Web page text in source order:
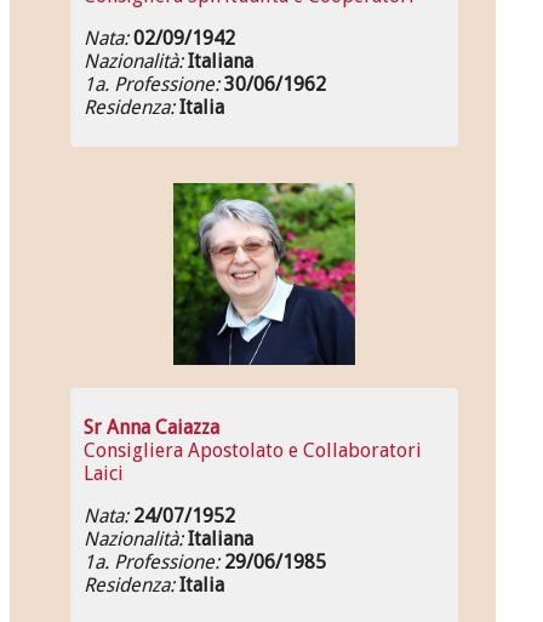
Nata:02/09/1942
Nazionalità:Italiana
1a. Professione:30/06/1962
Residenza:Italia
Sr Anna Caiazza
Consigliera Apostolato e Collaboratori
Laici
Nata:24/07/1952
Nazionalità:Italiana
1a. Professione: 29/06/1985
Residenza:Italia